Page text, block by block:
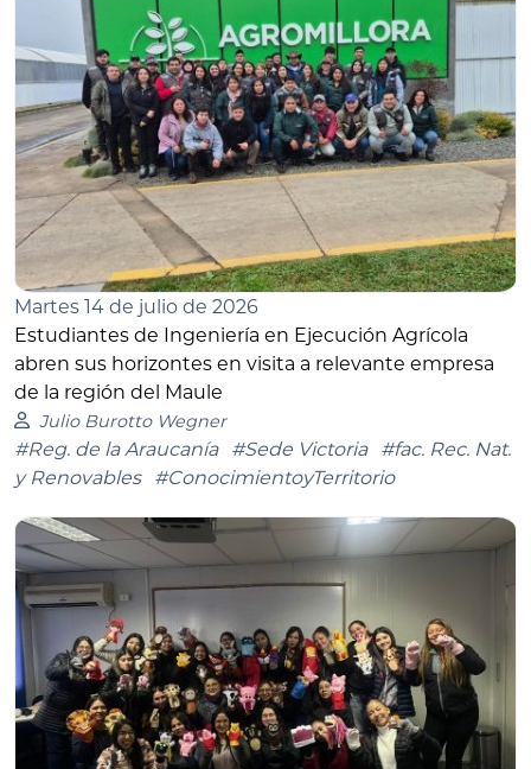
Martes 14 de julio de 2026
Estudiantes de Ingeniería en Ejecución Agrícola
abren sus horizontes en visita a relevante empresa
de la región del Maule
Julio Burotto Wegner
#Reg. de la Araucanía #Sede Victoria
#fac. Rec. Nat.
y Renovables
#ConocimientoyTerritorio